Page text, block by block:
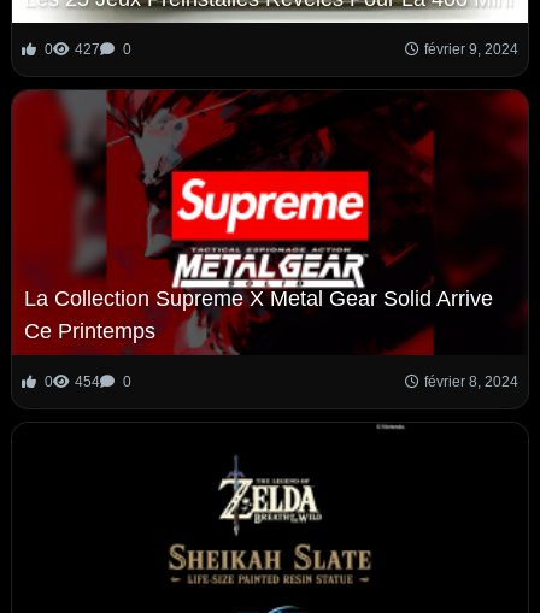
0 427 0 février 9, 2024
La Collection Supreme X Metal Gear Solid Arrive
Ce Printemps
0 454 0 février 8, 2024